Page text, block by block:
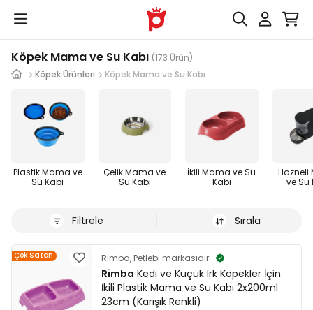
Köpek Mama ve Su Kabı (173 Ürün)
Köpek Ürünleri
Köpek Mama ve Su Kabı
Plastik Mama ve
Su Kabı
Çelik Mama ve
Su Kabı
İkili Mama ve Su
Kabı
Hazneli
ve Su
Filtrele Sırala
Çok Satan Rimba, Petlebi markasıdır.
Rimba Kedi ve Küçük Irk Köpekler İçin
İkili Plastik Mama ve Su Kabı 2x200ml
23cm (Karışık Renkli)